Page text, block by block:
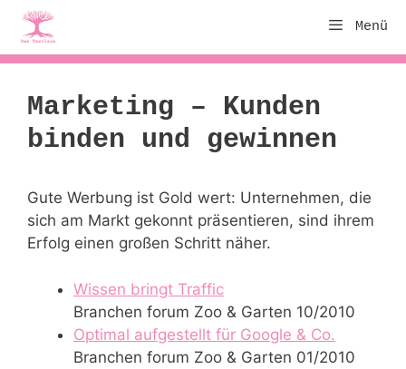
Zum
Inhalt
springen
Menü
Marketing – Kunden
binden und gewinnen
Gute Werbung ist Gold wert: Unternehmen, die
sich am Markt gekonnt präsentieren, sind ihrem
Erfolg einen großen Schritt näher.
Wissen bringt Traffic
Branchen forum Zoo & Garten 10/2010
Optimal aufgestellt für Google & Co.
Branchen forum Zoo & Garten 01/2010